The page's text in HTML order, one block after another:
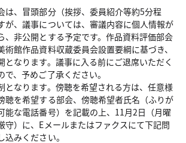
は、冒頭部分（挨拶、委員紹介等約5分程
が、議事については、審議内容に個人情報が
、非公開とする予定です。作品資料評価部会
術館作品資料収蔵委員会設置要綱に基づき、
となります。議事に入る前にご退席いただく
で、予めご了承ください。
となります。傍聴を希望される方は、任意様
聴を希望する部会、傍聴希望者氏名（ふりが
能な電話番号）を記載の上、11月2日（月曜
守）に、Eメールまたはファクスにて下記問
みください。